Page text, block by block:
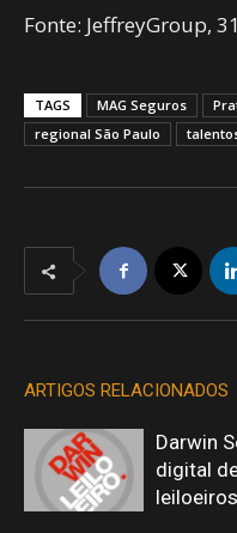
Fonte: JeffreyGroup,
TAGS MAG Seguros
regional São Paulo
ARTIGOS RELACIONADOS
Darwin
digital
leiloeiros